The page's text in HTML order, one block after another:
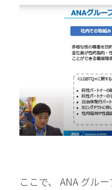
ここで、 ANA グル